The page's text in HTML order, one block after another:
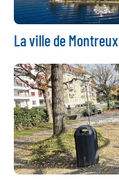
La ville de Montreux